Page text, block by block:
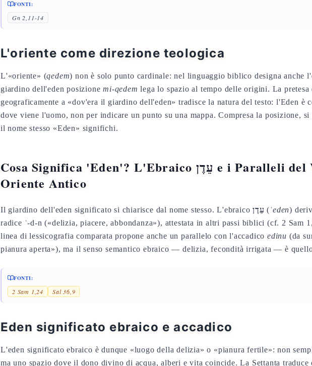
FONTI:
Gn 2,11-14
L'oriente come direzione teologica
L'«oriente» (qedem) non è solo punto cardinale: nel linguaggio biblico designa anche
giardino dell'eden posizionemi-qedem lega lo spazio al tempo delle origini. La pretesa
geograficamente a «dov'era il giardino dell'eden» tradisce la natura del testo: l'Eden è
dove viene l'uomo, non per indicare un punto su una mappa. Compresa la posizione, si
il nome stesso «Eden» significhi.
Cosa Significa 'Eden'? L'Ebraico עֵדֶן e i Paralleli del Vicino
Oriente Antico
Il giardino dell'eden significato si chiarisce dal nome stesso. L'ebraicoעֵדֶן (ʿeden)
radice ʿ-d-n («delizia, piacere, abbondanza»), attestata in altri passi biblici (cf. 2 Sam
linea di lessicografia comparata propone anche un parallelo con l'accadico edinu (da
pianura aperta»), ma il senso semantico ebraico — delizia, fecondità irrigata — è
FONTI:
2 Sam 1,24 Sal 36,9
Eden significato ebraico e accadico
L'eden significato ebraico è dunque «luogo della delizia» o «pianura fertile»: non
ma uno spazio dove il dono divino di acqua, alberi e vita coincide. La Settanta traduce